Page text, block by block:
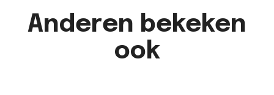
Anderen bekeken
ook